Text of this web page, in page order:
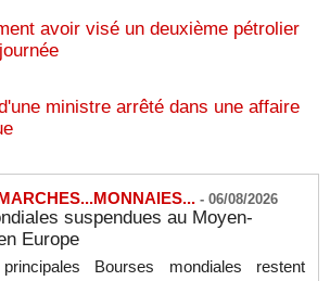
avoir visé un deuxième pétrolier
ministre arrêté dans une affaire
- 06/08/2026
suspendues au Moyen-
Europe
Bourses mondiales restent